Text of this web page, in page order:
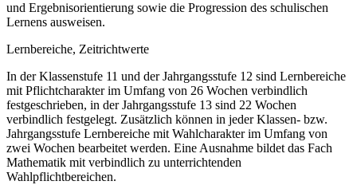
und Ergebnisorientierung sowie die Progression des schulischen
Lernens ausweisen.
Lernbereiche, Zeitrichtwerte
In der Klassenstufe 11 und der Jahrgangsstufe 12 sind Lernbereiche
mit Pflichtcharakter im Umfang von 26 Wochen verbindlich
festgeschrieben, in der Jahrgangsstufe 13 sind 22 Wochen
verbindlich festgelegt. Zusätzlich können in jeder Klassen- bzw.
Jahrgangsstufe Lernbereiche mit Wahlcharakter im Umfang von
zwei Wochen bearbeitet werden. Eine Ausnahme bildet das Fach
Mathematik mit verbindlich zu unterrichtenden
Wahlpflichtbereichen.